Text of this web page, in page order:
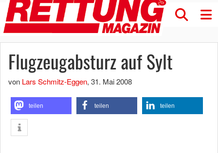
Flugzeugabsturz auf Sylt
von Lars Schmitz-Eggen, 31. Mai 2008
teilen teilen teilen